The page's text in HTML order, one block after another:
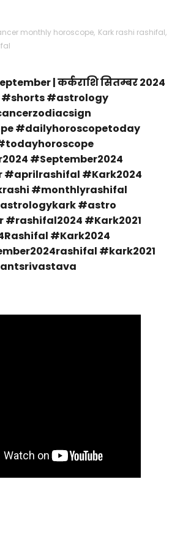
monthly horoscope, Kark rashi rashifal,
| कर्कराशि सितम्बर 2024
#shorts #astrology
#dailyhoroscopetoday
#September2024
#aprilrashifal #Kark2024
#monthlyrashifal
#astro
#rashifal2024 #Kark2021
#Kark2024
#kark2021